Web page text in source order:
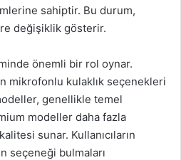
sahiptir. Bu durum,
değişiklik gösterir.
önemli bir rol oynar.
mikrofonlu kulaklık seçenekleri
genellikle temel
modeller daha fazla
sunar. Kullanıcıların
seçeneği bulmaları